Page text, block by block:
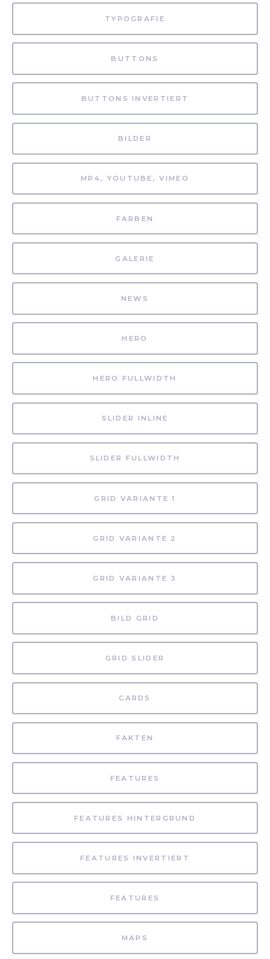
TYPOGRAFIE
BUTTONS
BUTTONS INVERTIERT
BILDER
MP4, YOUTUBE, VIMEO
FARBEN
GALERIE
NEWS
HERO
HERO FULLWIDTH
SLIDER INLINE
SLIDER FULLWIDTH
GRID VARIANTE 1
GRID VARIANTE 2
GRID VARIANTE 3
BILD GRID
GRID SLIDER
CARDS
FAKTEN
FEATURES
FEATURES HINTERGRUND
FEATURES INVERTIERT
FEATURES
MAPS